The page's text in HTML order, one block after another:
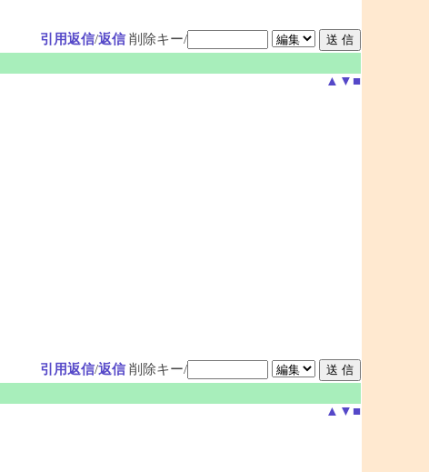
引用返信/返信 削除キー/
▲ ▼ ■
引用返信/返信 削除キー/
▲ ▼ ■